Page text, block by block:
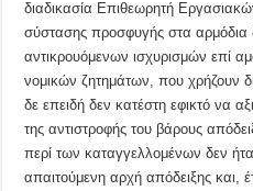
διαδικασία Επιθεωρητή
σύστασης προσφυγής στα αρμόδια
αντικρουόμενων ισχυρισμών επί
νομικών ζητημάτων, που χρήζουν
δε επειδή δεν κατέστη εφικτό να
της αντιστροφής του βάρους
περί των καταγγελλομένων δεν
απαιτούμενη αρχή απόδειξης και,